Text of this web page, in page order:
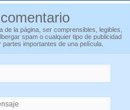
la página, ser comprensibles, legibles,
spam o cualquier tipo de publicidad
importantes de una película.